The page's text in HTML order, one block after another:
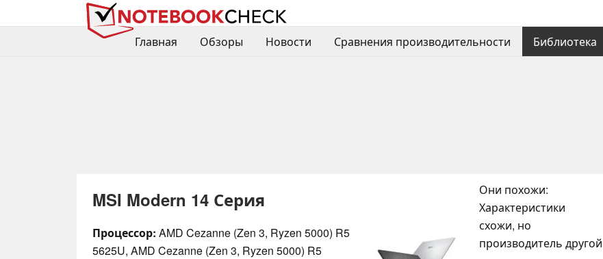
Главная
Обзоры Новости Сравнения производительности Библиотека
MSI Modern 14 Серия
Процессор: AMD Cezanne (Zen 3, Ryzen 5000) R5
5625U, AMD Cezanne (Zen 3, Ryzen 5000) R5
Они похожи:
Характеристики
схожи, но
производитель другой